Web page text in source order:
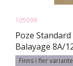
105099
Poze
Balayage 8A/
Finns i fler